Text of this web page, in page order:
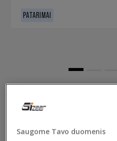
PATARIMAI
Patarimai
Saugome Tavo duomenis